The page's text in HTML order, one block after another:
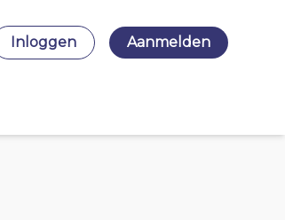
Inloggen Aanmelden